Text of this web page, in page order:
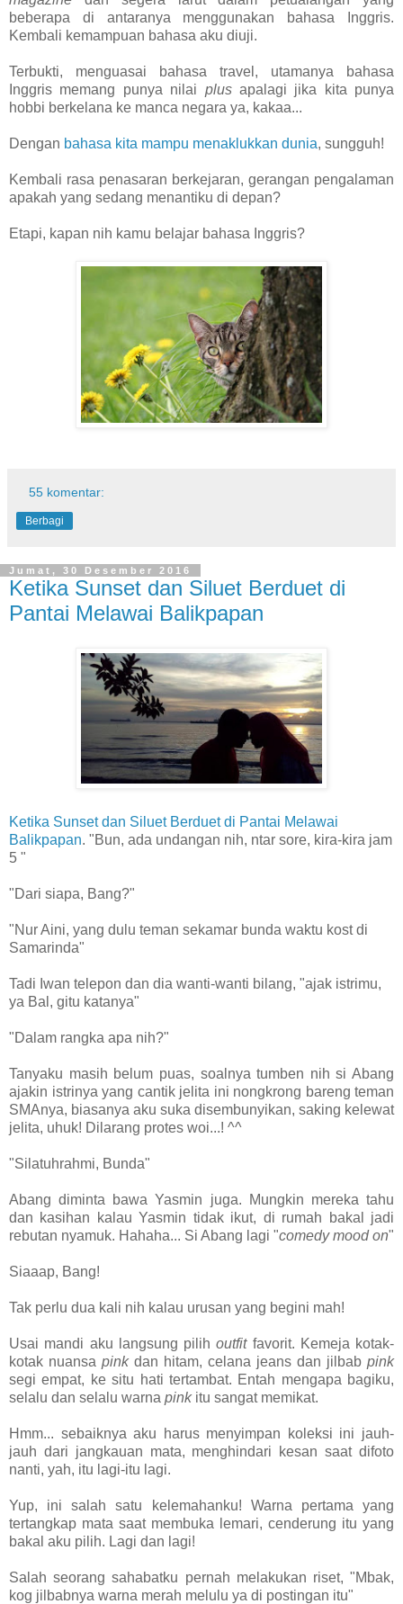
beberapa di antaranya menggunakan bahasa Inggris.
Kembali kemampuan bahasa aku diuji.
Terbukti, menguasai bahasa travel, utamanya bahasa
Inggris memang punya nilai plusapalagi jika kita punya
hobbi berkelana ke manca negara ya, kakaa...
Dengan bahasa kita mampu menaklukkan dunia, sungguh!
Kembali rasa penasaran berkejaran, gerangan pengalaman
apakah yang sedang menantiku di depan?
Etapi, kapan nih kamu belajar bahasa Inggris?
55 komentar:
Berbagi
Jumat, 30 Desember 2016
Ketika Sunset dan Siluet Berduet di
Pantai Melawai Balikpapan
Ketika Sunset dan Siluet Berduet di Pantai Melawai
Balikpapan. "Bun, ada undangan nih, ntar sore, kira-kira jam
5 "
"Dari siapa, Bang?"
"Nur Aini, yang dulu teman sekamar bunda waktu kost di
Samarinda"
Tadi Iwan telepon dan dia wanti-wanti bilang, "ajak istrimu,
ya Bal, gitu katanya"
"Dalam rangka apa nih?"
Tanyaku masih belum puas, soalnya tumben nih si Abang
ajakin istrinya yang cantik jelita ini nongkrong bareng teman
SMAnya, biasanya aku suka disembunyikan, saking kelewat
jelita, uhuk! Dilarang protes woi...! ^^
"Silatuhrahmi, Bunda"
Abang diminta bawa Yasmin juga. Mungkin mereka tahu
dan kasihan kalau Yasmin tidak ikut, di rumah bakal jadi
rebutan nyamuk. Hahaha... Si Abang lagi "comedy mood on"
Siaaap, Bang!
Tak perlu dua kali nih kalau urusan yang begini mah!
Usai mandi aku langsung pilihoutfitfavorit. Kemeja kotak-
kotak nuansa pinkdan hitam, celana jeans dan jilbab pink
segi empat, ke situ hati tertambat. Entah mengapa bagiku,
selalu dan selalu warna pinkitu sangat memikat.
Hmm... sebaiknya aku harus menyimpan koleksi ini jauh-
jauh dari jangkauan mata, menghindari kesan saat difoto
nanti, yah, itu lagi-itu lagi.
Yup, ini salah satu kelemahanku! Warna pertama yang
tertangkap mata saat membuka lemari, cenderung itu yang
bakal aku pilih. Lagi dan lagi!
Salah seorang sahabatku pernah melakukan riset, "Mbak,
kog jilbabnya warna merah melulu ya di postingan itu"